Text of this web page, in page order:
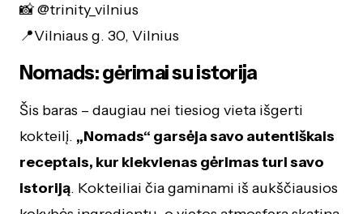
📸 @trinity_vilnius
📍Vilniaus g. 30, Vilnius
Nomads: gėrimai su istorija
Šis baras – daugiau nei tiesiog vieta išgerti
kokteilį. „Nomads“ garsėja savo autentiškais
receptais, kur kiekvienas gėrimas turi savo
istoriją. Kokteiliai čia gaminami iš aukščiausios